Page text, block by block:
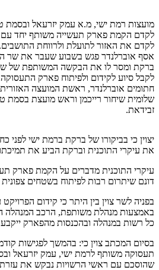
מועצות רמת ישי, מ.א עמק יזרעאל ובסמת
לקדם הקמת פארק תעשייה משותף יחד
לקדם את האזור לתועלת ולרווחת
אסף אוברלנדר פגש בשבוע שעבר את שר
ברקת ומסר לו את הבקשה המשותפת של
לקבל סיוע לקידום ולפיתוח פארק
חתומים אוברלנדר, ראשת המועצה
שלומית שיחור רייכמן וראש מועצת בסמת
זבידאת.
יצוין כי בביקורו של ברקת ברמת ישי לפני
את עיקרי התוכנית וברקת הביע את תמיכתו
דונם שיתרום רבות לפיתוח בשטחים
בפניה לשר צוין בין היתר כי קידום הפרויקט
באמצעות מנהלת משותפת, הרכב המנהלה
כל רשות במנהלה ובהכנסות מהפארק
בסיום המכתב צוין כי: בהמשך לפגישות
תעסוקה משותף לרמת ישי, עמק יזרעאל
שהוסכם עם ראשי הרשויות נבקש את